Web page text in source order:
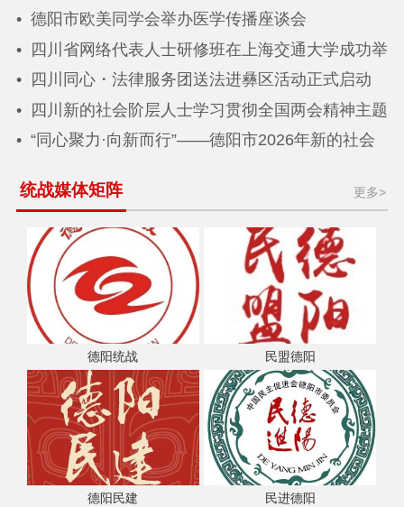
德阳市欧美同学会举办医学传播座谈会
四川省网络代表人士研修班在上海交通大学成功举
办 四川同心・法律服务团送法进彝区活动正式启动
四川新的社会阶层人士学习贯彻全国两会精神主题
座谈会在德阳召开
“同心聚力·向新而行”——德阳市2026年新的社会
统战媒体矩阵 更多>
德阳统战 民盟德阳
德阳民建 民进德阳